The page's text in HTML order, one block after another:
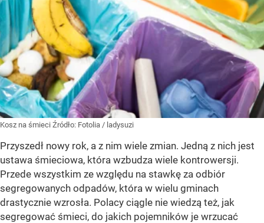
Kosz na śmieci Źródło: Fotolia / ladysuzi
Przyszedł nowy rok, a z nim wiele zmian. Jedną z nich jest
ustawa śmieciowa, która wzbudza wiele kontrowersji.
Przede wszystkim ze względu na stawkę za odbiór
segregowanych odpadów, która w wielu gminach
drastycznie wzrosła. Polacy ciągle nie wiedzą też, jak
segregować śmieci, do jakich pojemników je wrzucać